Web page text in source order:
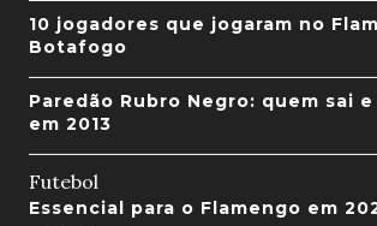
10 jogadores que jogaram no
Botafogo
Paredão Rubro Negro: quem sai
em 2013
Futebol
Essencial para o Flamengo em